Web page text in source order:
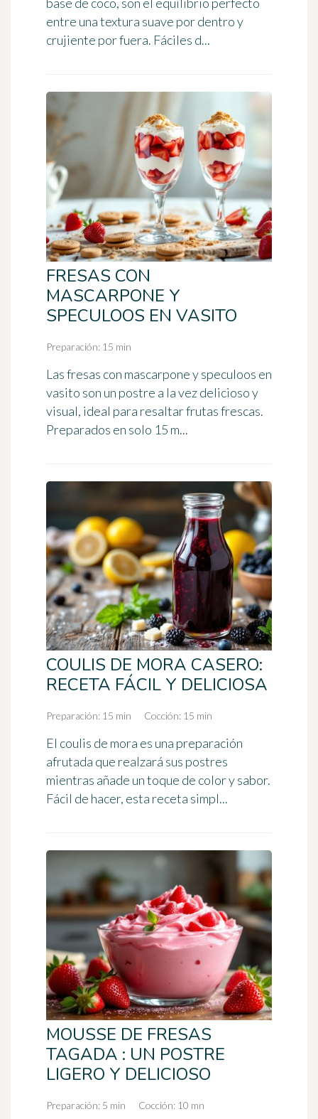
entre una textura suave por dentro y
crujiente por fuera. Fáciles d...
FRESAS CON
MASCARPONE Y
SPECULOOS EN VASITO
Preparación: 15 min
Las fresas con mascarpone y speculoos en
vasito son un postre a la vez delicioso y
visual, ideal para resaltar frutas frescas.
Preparados en solo 15 m...
COULIS DE MORA CASERO:
RECETA FÁCIL Y DELICIOSA
Preparación: 15 min Cocción: 15 min
El coulis de mora es una preparación
afrutada que realzará sus postres
mientras añade un toque de color y sabor.
Fácil de hacer, esta receta simpl...
MOUSSE DE FRESAS
TAGADA : UN POSTRE
LIGERO Y DELICIOSO
Preparación: 5 min Cocción: 10 mn